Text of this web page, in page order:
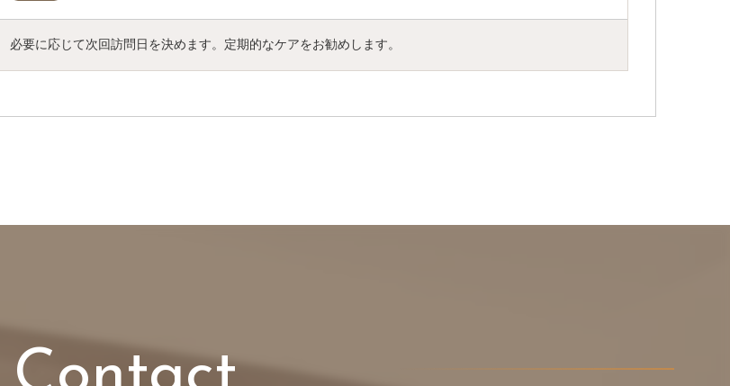
必要に応じて次回訪問日を決めます。定期的なケアをお勧めします。